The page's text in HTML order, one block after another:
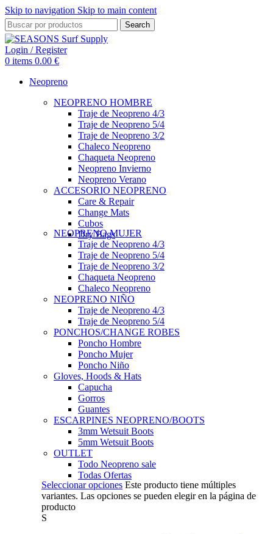
Skip to navigation Skip to main content
Search
Login / Register
0 items 0.00 €
Neopreno
NEOPRENO HOMBRE
Traje de Neopreno 4/3
Traje de Neopreno 5/4
Traje de Neopreno 3/2
Chaleco Neopreno
Chaqueta Neopreno
Neopreno Invierno
Neopreno Verano
ACCESORIO NEOPRENO
Care & Repair
Change Mats
Cubos
Dry Bags
NEOPRENO MUJER
Traje de Neopreno 4/3
Traje de Neopreno 5/4
Traje de Neopreno 3/2
Chaqueta Neopreno
Chaleco Neopreno
NEOPRENO NIÑO
Traje de Neopreno 4/3
Traje de Neopreno 5/4
PONCHOS/CHANGE ROBES
Poncho Hombre
Poncho Mujer
Poncho Niño
Gloves, Hoods & Hats
Capucha
Gorros
Guantes
ESCARPINES NEOPRENO/BOOTS
3mm Wetsuit Boots
5mm Wetsuit Boots
OUTLET
Todo Neopreno sale
Todas Ofertas
Seleccionar opciones Este producto tiene múltiples
variantes. Las opciones se pueden elegir en la página de
producto
S